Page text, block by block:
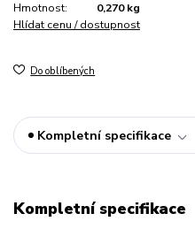
Hmotnost:
0,270 kg
Hlídat cenu / dostupnost
Do oblíbených
Kompletní specifikace
Kompletní specifikace